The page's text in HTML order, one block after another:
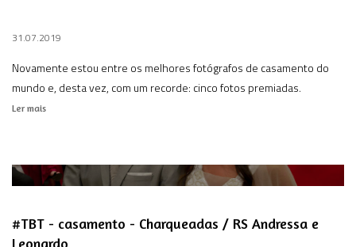
31.07.2019
Novamente estou entre os melhores fotógrafos de casamento do
mundo e, desta vez, com um recorde: cinco fotos premiadas.
Ler mais
#TBT - casamento - Charqueadas / RS Andressa e
Leonardo